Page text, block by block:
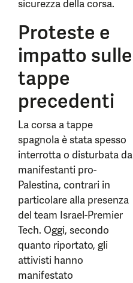
sicurezza della corsa.
Proteste e
impatto sulle
tappe
precedenti
La corsa a tappe
spagnola è stata spesso
interrotta o disturbata da
manifestanti pro-
Palestina, contrari in
particolare alla presenza
del team Israel-Premier
Tech. Oggi, secondo
quanto riportato, gli
attivisti hanno
manifestato